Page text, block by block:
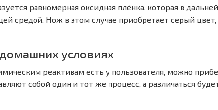
равномерная оксидная плёнка, которая в
средой. Нож в этом случае приобретает серый
условиях
реактивам есть у пользователя, можно
собой один и тот же процесс, а различаться